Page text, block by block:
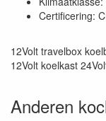
Certificering:
12Volt travelbox
12Volt koelkast
Anderen